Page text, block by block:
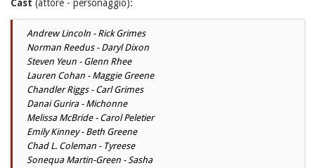
Cast (attore - personaggio):
Andrew Lincoln - Rick Grimes
Norman Reedus - Daryl Dixon
Steven Yeun - Glenn Rhee
Lauren Cohan - Maggie Greene
Chandler Riggs - Carl Grimes
Danai Gurira - Michonne
Melissa McBride - Carol Peletier
Emily Kinney - Beth Greene
Chad L. Coleman - Tyreese
Sonequa Martin-Green - Sasha